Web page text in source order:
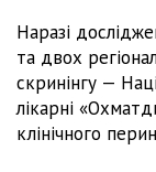
Наразі
та двох
скринінгу —
лікарні
клінічного